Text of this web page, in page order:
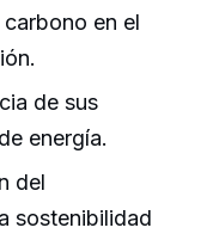
en el
de sus
energía.
del
sostenibilidad